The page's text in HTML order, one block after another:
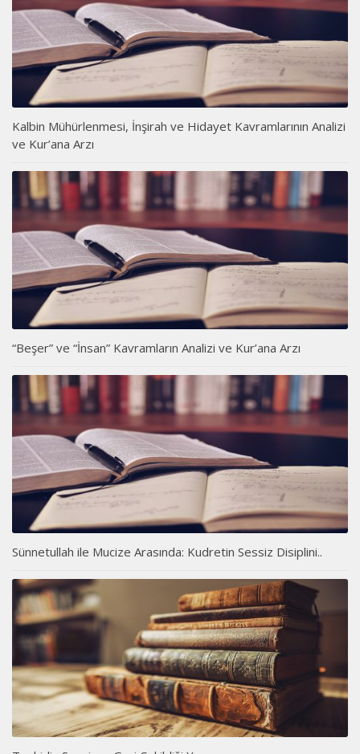
Kalbin Mühürlenmesi, İnşirah ve Hidayet Kavramlarının Analizi
ve Kur’ana Arzı
“Beşer” ve “İnsan” Kavramların Analizi ve Kur’ana Arzı
Sünnetullah ile Mucize Arasında: Kudretin Sessiz Disiplini..